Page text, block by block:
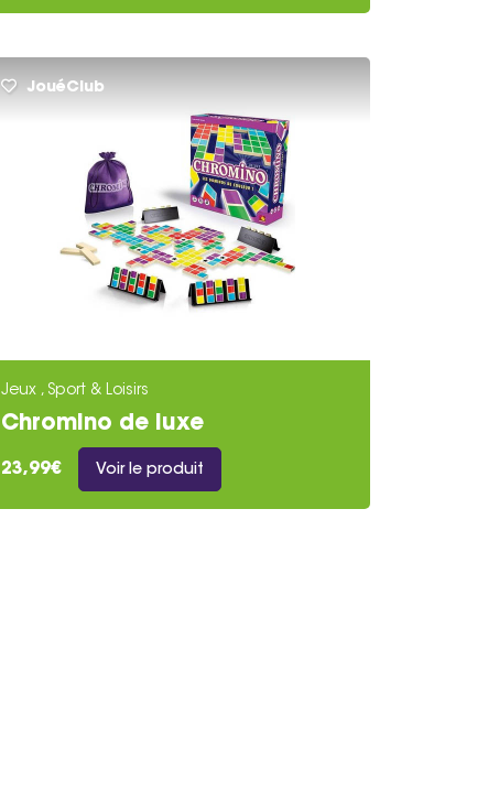
JouéClub
Jeux , Sport & Loisirs
Chromino de luxe
23,99€ Voir le produit